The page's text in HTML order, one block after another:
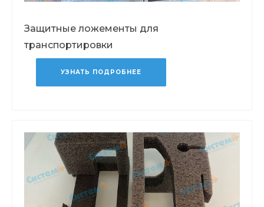
Защитные ложементы для
транспортировки
УЗНАТЬ ПОДРОБНЕЕ